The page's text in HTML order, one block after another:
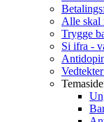
Alle skal
Trygge
Si ifra -